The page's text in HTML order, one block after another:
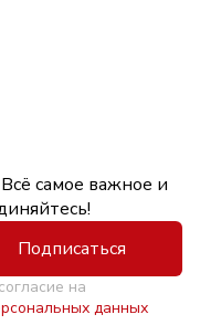
самое важное и
Подписаться
на
данных